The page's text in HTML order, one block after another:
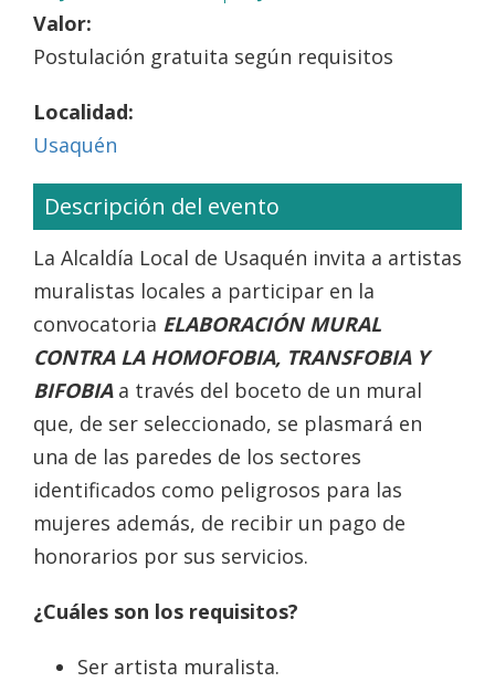
Valor:
Postulación gratuita según requisitos
Localidad:
Usaquén
Descripción del evento
La Alcaldía Local de Usaquén invita a artistas
muralistas locales a participar en la
convocatoria ELABORACIÓN MURAL
CONTRA LA HOMOFOBIA, TRANSFOBIA Y
BIFOBIAa través del boceto de un mural
que, de ser seleccionado, se plasmará en
una de las paredes de los sectores
identificados como peligrosos para las
mujeres además, de recibir un pago de
honorarios por sus servicios.
¿Cuáles son los requisitos?
Ser artista muralista.